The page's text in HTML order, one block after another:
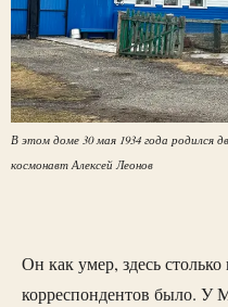
В этом доме 30 мая 1934 года родился
космонавт Алексей Леонов
Он как умер, здесь
корреспондентов было. У